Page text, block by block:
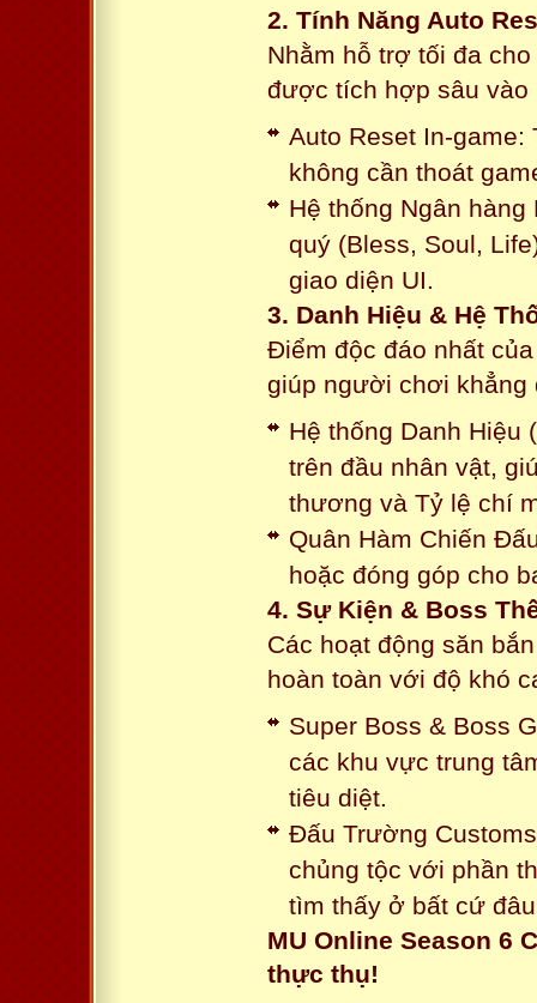
2. Tính Năng Auto
Nhằm hỗ trợ tối đa
được tích hợp sâu vào
Auto Reset In-game:
không cần thoát
Hệ thống Ngân
quý (Bless, Soul,
giao diện UI.
3. Danh Hiệu & Hệ
Điểm độc đáo nhất
giúp người chơi khẳng
Hệ thống Danh Hiệu
trên đầu nhân vật,
thương và Tỷ lệ chí
Quân Hàm Chiến
hoặc đóng góp cho
4. Sự Kiện & Boss
Các hoạt động săn
hoàn toàn với độ khó
Super Boss & Boss
các khu vực trung
tiêu diệt.
Đấu Trường
chủng tộc với phần
tìm thấy ở bất cứ
MU Online Season 6
thực thụ!